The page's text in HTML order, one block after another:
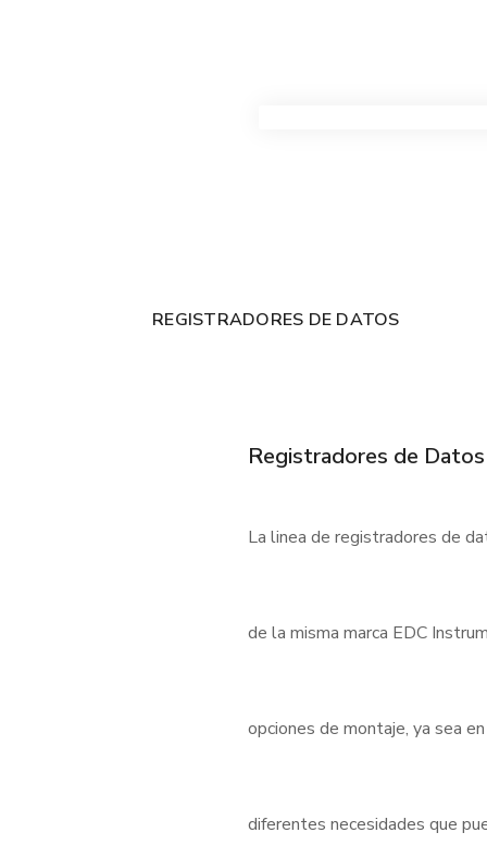
REGISTRADORES DE DATOS
Registradores de Datos
La linea de registradores de
de la misma marca EDC
opciones de montaje, ya sea
diferentes necesidades que